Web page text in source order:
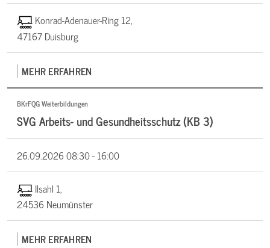
Konrad-Adenauer-Ring 12,
47167 Duisburg
MEHR ERFAHREN
BKrFQG Weiterbildungen
SVG Arbeits- und Gesundheitsschutz (KB 3)
26.09.202608:30 - 16:00
Ilsahl 1,
24536 Neumünster
MEHR ERFAHREN